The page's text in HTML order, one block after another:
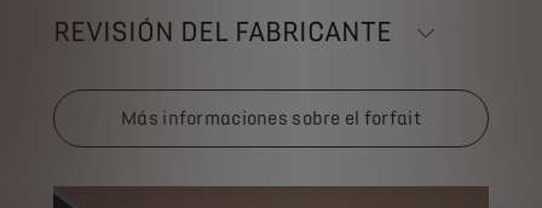
REVISIÓN DEL FABRICANTE
Más informaciones sobre el forfait